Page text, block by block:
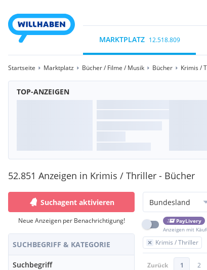
MARKTPLATZ 12.518.809
Startseite Marktplatz Bücher / Filme / Musik Bücher Krimis /
TOP-ANZEIGEN
52.851 Anzeigen in Krimis / Thriller - Bücher
Suchagent aktivieren
Neue Anzeigen per Benachrichtigung!
SUCHBEGRIFF & KATEGORIE
Suchbegriff
Bundesland
PayLivery
Anzeigen mit
Krimis / Thriller
Zurück 1 2